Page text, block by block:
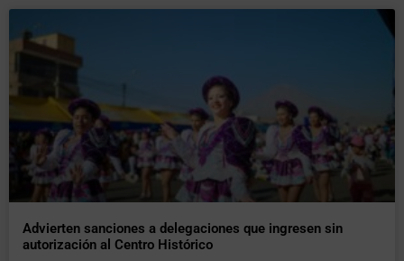
Advierten sanciones a delegaciones que ingresen sin
autorización al Centro Histórico